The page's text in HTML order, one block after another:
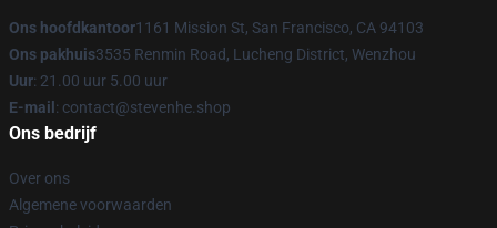
Ons hoofdkantoor1161 Mission St, San Francisco, CA 94103
Ons pakhuis3535 Renmin Road, Lucheng District, Wenzhou
Uur: 21.00 uur 5.00 uur
E-mail : contact@stevenhe.shop
Ons bedrijf
Over ons
Algemene voorwaarden